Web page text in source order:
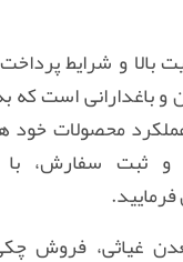
بالا و شرایط
و باغدارانی است که
محصولات خود
و ثبت سفارش، با
غیاثی، فروش